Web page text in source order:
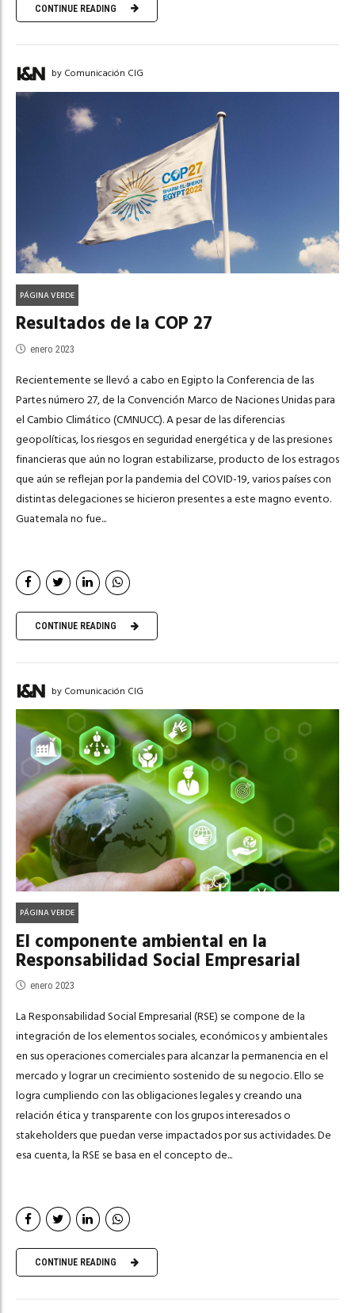
CONTINUE READING
by Comunicación CIG
PÁGINA VERDE
Resultados de la COP 27
enero 2023
Recientemente se llevó a cabo en Egipto la Conferencia de las
Partes número 27, de la Convención Marco de Naciones Unidas para
el Cambio Climático (CMNUCC). A pesar de las diferencias
geopolíticas, los riesgos en seguridad energética y de las presiones
financieras que aún no logran estabilizarse, producto de los estragos
que aún se reflejan por la pandemia del COVID-19, varios países con
distintas delegaciones se hicieron presentes a este magno evento.
Guatemala no fue...
CONTINUE READING
by Comunicación CIG
PÁGINA VERDE
El componente ambiental en la
Responsabilidad Social Empresarial
enero 2023
La Responsabilidad Social Empresarial (RSE) se compone de la
integración de los elementos sociales, económicos y ambientales
en sus operaciones comerciales para alcanzar la permanencia en el
mercado y lograr un crecimiento sostenido de su negocio. Ello se
logra cumpliendo con las obligaciones legales y creando una
relación ética y transparente con los grupos interesados o
stakeholders que puedan verse impactados por sus actividades. De
esa cuenta, la RSE se basa en el concepto de...
CONTINUE READING